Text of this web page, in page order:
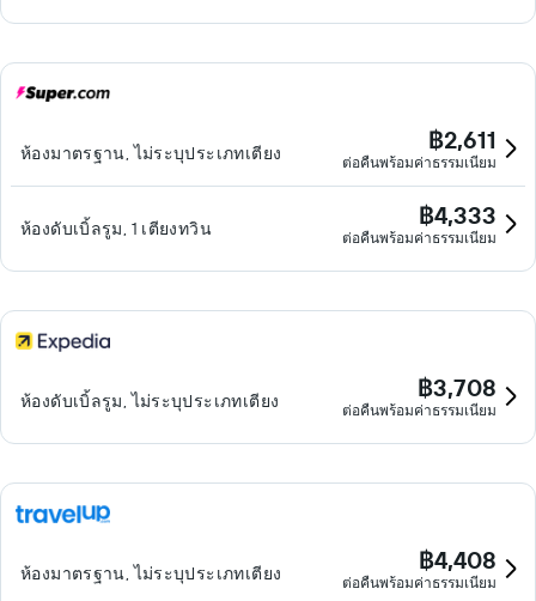
ห้องมาตรฐาน, ไม่ระบุประเภทเตียง ฿2,611
ต่อคืนพร้อมค่าธรรมเนียม
ห้องดับเบิ้ลรูม, 1 เตียงทวิน ฿4,333
ต่อคืนพร้อมค่าธรรมเนียม
ห้องดับเบิ้ลรูม, ไม่ระบุประเภทเตียง ฿3,708
ต่อคืนพร้อมค่าธรรมเนียม
ห้องมาตรฐาน, ไม่ระบุประเภทเตียง ฿4,408
ต่อคืนพร้อมค่าธรรมเนียม